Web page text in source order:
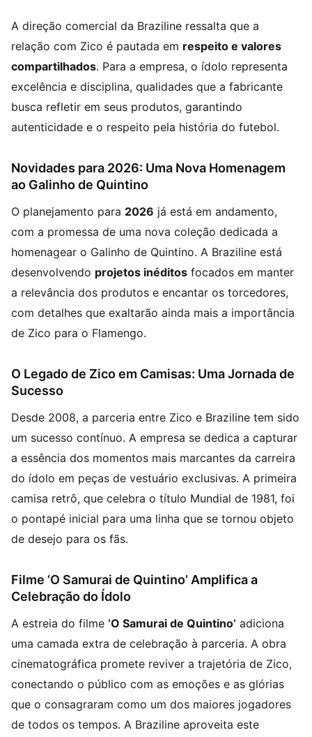
A direção comercial da Braziline ressalta que a
relação com Zico é pautada em respeito e valores
compartilhados. Para a empresa, o ídolo representa
excelência e disciplina, qualidades que a fabricante
busca refletir em seus produtos, garantindo
autenticidade e o respeito pela história do futebol.
Novidades para 2026: Uma Nova Homenagem
ao Galinho de Quintino
O planejamento para 2026 já está em andamento,
com a promessa de uma nova coleção dedicada a
homenagear o Galinho de Quintino. A Braziline está
desenvolvendo projetos inéditos focados em manter
a relevância dos produtos e encantar os torcedores,
com detalhes que exaltarão ainda mais a importância
de Zico para o Flamengo.
O Legado de Zico em Camisas: Uma Jornada de
Sucesso
Desde 2008, a parceria entre Zico e Braziline tem sido
um sucesso contínuo. A empresa se dedica a capturar
a essência dos momentos mais marcantes da carreira
do ídolo em peças de vestuário exclusivas. A primeira
camisa retrô, que celebra o título Mundial de 1981, foi
o pontapé inicial para uma linha que se tornou objeto
de desejo para os fãs.
Filme ‘O Samurai de Quintino’ Amplifica a
Celebração do Ídolo
A estreia do filme ‘O Samurai de Quintino’ adiciona
uma camada extra de celebração à parceria. A obra
cinematográfica promete reviver a trajetória de Zico,
conectando o público com as emoções e as glórias
que o consagraram como um dos maiores jogadores
de todos os tempos. A Braziline aproveita este